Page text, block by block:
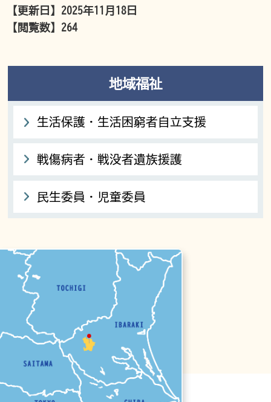
【更新日】 2025年11月18日
【閲覧数】 264
地域福祉
生活保護・生活困窮者自立支援
戦傷病者・戦没者遺族援護
民生委員・児童委員